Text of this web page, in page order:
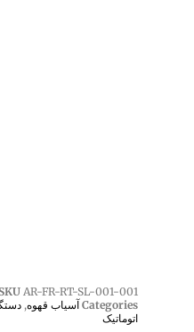
AR-FR-RT-SL-001-001
Categories آسیاب قهوه,
اتوماتیک